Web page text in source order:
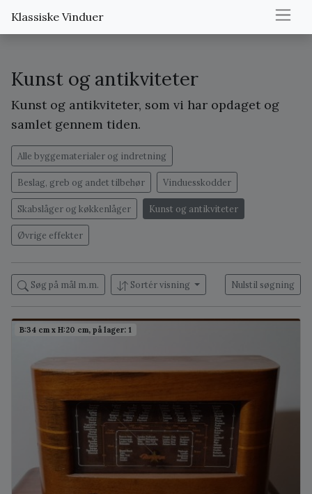
Klassiske Vinduer
Kunst og antikviteter
Kunst og antikviteter, som vi har opdaget og
samlet gennem tiden.
Alle byggematerialer og indretning
Beslag, greb og andet tilbehør Vinduesskodder
Skabslåger og køkkenlåger Kunst og antikviteter
Øvrige effekter
Søg på mål m.m. Sortér visning Nulstil søgning
B:34 cm x H:20 cm, på lager: 1